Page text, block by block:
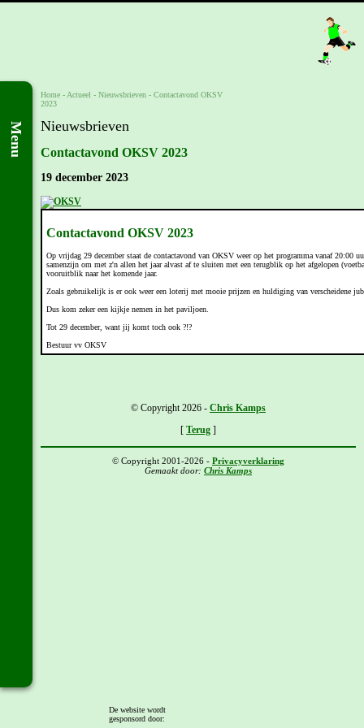
Menu
Home - Actueel - Nieuwsbrieven - Contactavond OKSV
2023
Nieuwsbrieven
Contactavond OKSV 2023
19 december 2023
Contactavond OKSV 2023
Op vrijdag 29 december staat de contactavond van OKSV weer op het programma vanaf 20:00
samenzijn om met z'n allen het jaar alvast af te sluiten met een terugblik op het afgelopen
vooruitblik naar het komende jaar.
Zoals gebruikelijk is er ook weer een loterij met mooie prijzen en huldiging van verscheidene
Dus kom zeker een kijkje nemen in het paviljoen.
Tot 29 december, want jij komt toch ook ?!?
Bestuur vv OKSV
© Copyright 2026 - Chris Kamps
[ Terug ]
© Copyright 2001-2026 - Privacyverklaring
Gemaakt door: Chris Kamps
De website wordt
gesponsord door: